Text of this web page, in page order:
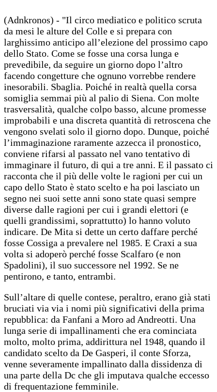
(Adnkronos) - "Il circo mediatico e politico scruta
da mesi le alture del Colle e si prepara con
larghissimo anticipo all’elezione del prossimo capo
dello Stato. Come se fosse una corsa lunga e
prevedibile, da seguire un giorno dopo l’altro
facendo congetture che ognuno vorrebbe rendere
inesorabili. Sbaglia. Poiché in realtà quella corsa
somiglia semmai più al palio di Siena. Con molte
trasversalità, qualche colpo basso, alcune promesse
improbabili e una discreta quantità di retroscena che
vengono svelati solo il giorno dopo. Dunque, poiché
l’immaginazione raramente azzecca il pronostico,
conviene rifarsi al passato nel vano tentativo di
immaginare il futuro, di qui a tre anni. E il passato ci
racconta che il più delle volte le ragioni per cui un
capo dello Stato è stato scelto e ha poi lasciato un
segno nei suoi sette anni sono state quasi sempre
diverse dalle ragioni per cui i grandi elettori (e
quelli grandissimi, soprattutto) lo hanno voluto
indicare. De Mita si dette un certo daffare perché
fosse Cossiga a prevalere nel 1985. E Craxi a sua
volta si adoperò perché fosse Scalfaro (e non
Spadolini), il suo successore nel 1992. Se ne
pentirono, e tanto, entrambi.
Sull’altare di quelle contese, peraltro, erano già stati
bruciati via via i nomi più significativi della prima
repubblica: da Fanfani a Moro ad Andreotti. Una
lunga serie di impallinamenti che era cominciata
molto, molto prima, addirittura nel 1948, quando il
candidato scelto da De Gasperi, il conte Sforza,
venne severamente impallinato dalla dissidenza di
una parte della Dc che gli imputava qualche eccesso
di frequentazione femminile.